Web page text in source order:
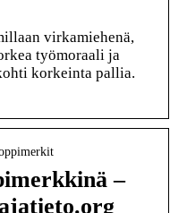
virkamiehenä,
työmoraali ja
korkeinta pallia.
–